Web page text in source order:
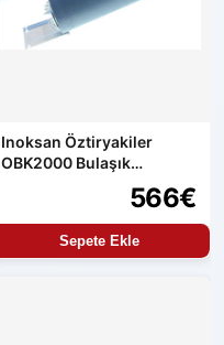
Inoksan Öztiryakiler
OBK2000 Bulaşık
566€
Sepete Ekle